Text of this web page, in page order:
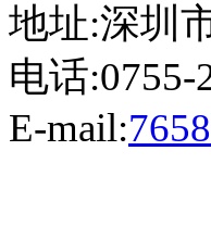
地址:深圳
电话:0755-
E-mail: